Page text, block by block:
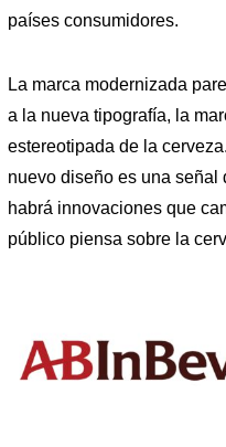
países consumidores.
La marca modernizada
a la nueva tipografía, la
estereotipada de la
nuevo diseño es una señal
habrá innovaciones que
público piensa sobre la